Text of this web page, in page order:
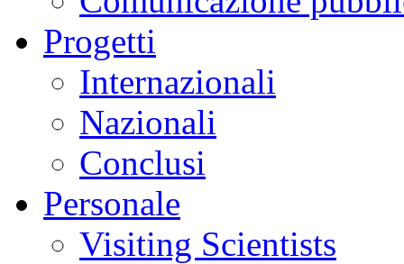
Progetti
Internazionali
Nazionali
Conclusi
Personale
Visiting Scientists